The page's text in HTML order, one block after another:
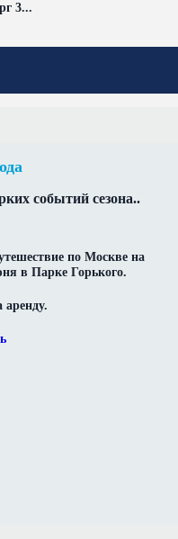
3...
событий сезона..
по Москве на
в Парке Горького.